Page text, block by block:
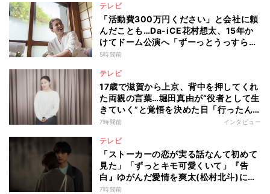
テレビ
「活動費300万円ください」と会社に頼
んだことも…Da-iCE花村想太、15年か
けてドーム公演へ「ずーっとうっすらや
けど右肩上がり続けられていた」
5時間前
テレビ
17歳で滋賀から上京、背中を押してくれ
た両親の言葉…堀田真由が“役者として生
きていく”と覚悟を決めた日「行ったん
やったら、もう帰られへんな」
7時間前 インタビュー
テレビ
「ストーカーの恋が実る話なんて初めて
見た」「ずっとキモ可愛くいて」『告
白』ゆがんだ愛情を爽太(松村北斗)に向
ける視聴者の声
7時間前